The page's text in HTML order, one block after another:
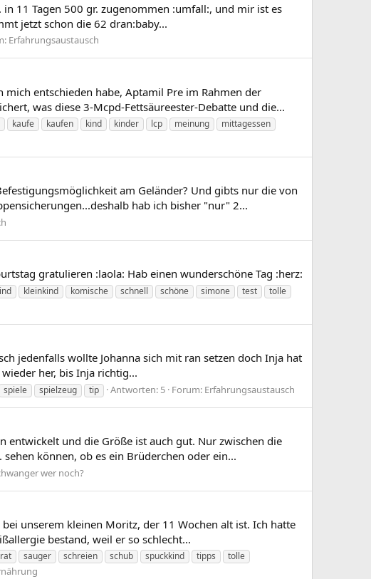
11 Tagen 500 gr. zugenommen :umfall:, und mir ist es
jetzt schon die 62 dran:baby...
Erfahrungsaustausch
entschieden habe, Aptamil Pre im Rahmen der
was diese 3-Mcpd-Fettsäureester-Debatte und die...
kaufe kaufen kind kinder lcp meinung
mittagessen
am Geländer? Und gibts nur die von
hab ich bisher "nur" 2...
gratulieren :laola: Hab einen wunderschöne Tag :herz:
kleinkind komische schnell schöne simone test
tolle
jedenfalls wollte Johanna sich mit ran setzen doch Inja hat
her, bis Inja richtig...
spiele spielzeug tip Antworten: 5 Forum: Erfahrungsaustausch
entwickelt und die Größe ist auch gut. Nur zwischen die
können, ob es ein Brüderchen oder ein...
wer noch?
unserem kleinen Moritz, der 11 Wochen alt ist. Ich hatte
bestand, weil er so schlecht...
rat sauger schreien schub spuckkind tipps
tolle